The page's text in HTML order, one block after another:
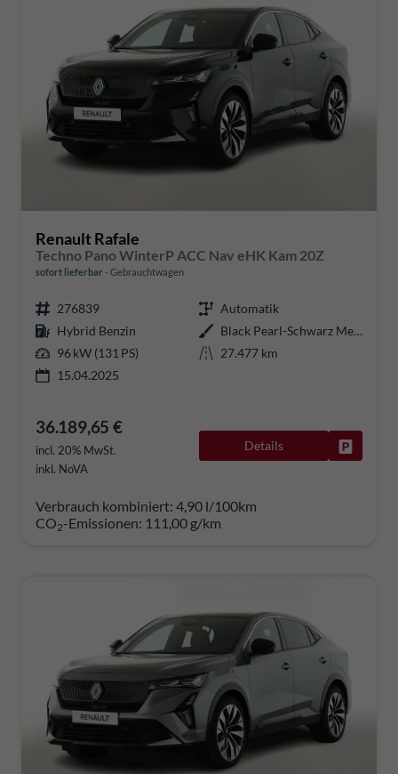
Renault Rafale
Techno Pano WinterP ACC Nav eHK Kam 20Z
sofort lieferbar Gebrauchtwagen
276839
Automatik
Hybrid Benzin
Black Pearl-Schwarz Metallic
96 kW (131 PS)
27.477 km
15.04.2025
36.189,65 €
incl. 20% MwSt.
inkl. NoVA
Details
Verbrauch kombiniert: 4,90 l/100km
CO2-Emissionen: 111,00 g/km